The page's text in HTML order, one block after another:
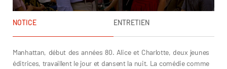
NOTICE ENTRETIEN
Manhattan, début des années 80. Alice et Charlotte, deux jeunes
éditrices, travaillent le jour et dansent la nuit. La comédie comme